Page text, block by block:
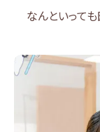
なんといって